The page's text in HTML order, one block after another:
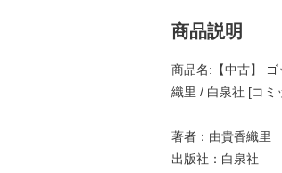
商品説明
商品名:【中古】
織里 / 白泉社 [コミ
著者：由貴香織里
出版社：白泉社